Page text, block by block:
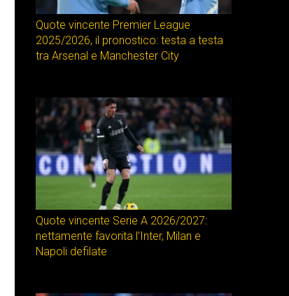
Quote vincente Premier League
2025/2026, il pronostico: testa a testa
tra Arsenal e Manchester City
Quote vincente Serie A 2026/2027:
nettamente favorita l’Inter, Milan e
Napoli defilate